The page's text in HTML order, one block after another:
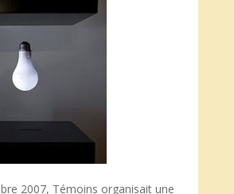
2007, Témoins organisait une